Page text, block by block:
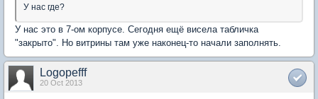
У нас где?
У нас это в 7-ом корпусе. Сегодня ещё висела табличка
"закрыто". Но витрины там уже наконец-то начали заполнять.
Logopefff
20 Oct 2013